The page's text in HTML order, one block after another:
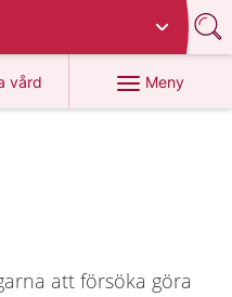
vård
1177.se
Meny
att försöka göra